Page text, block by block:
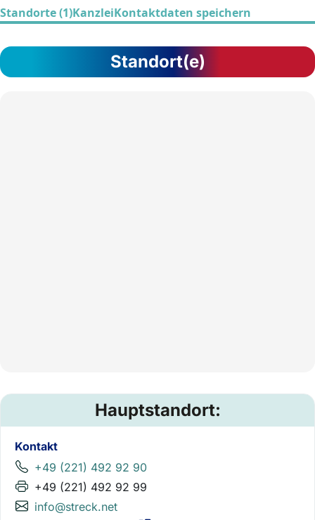
Standorte (1)KanzleiKontaktdaten speichern
Standort(e)
Hauptstandort:
Kontakt
+49 (221) 492 92 90
+49 (221) 492 92 99
info@streck.net